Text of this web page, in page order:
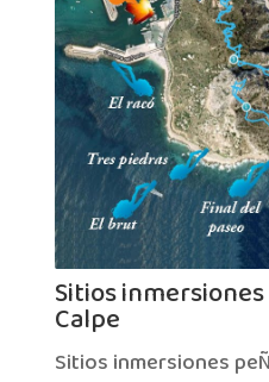
Sitios
Calpe
Sitios inmersiones